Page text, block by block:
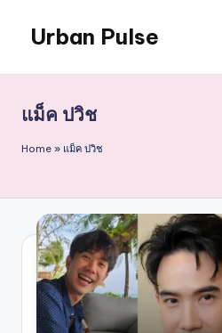
content
Urban Pulse
แม็ค ปวิช
Home » แม็ค ปวิช